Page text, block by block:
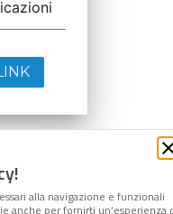
alla navigazione e funzionali
anche per fornirti un’esperienza